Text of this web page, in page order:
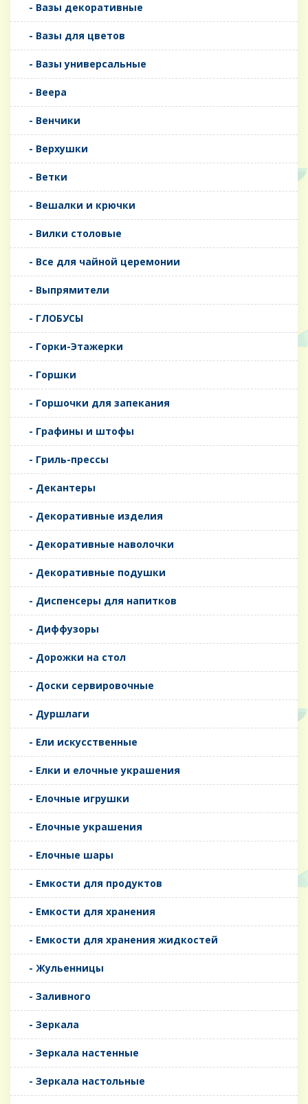
- Вазы декоративные
- Вазы для цветов
- Вазы универсальные
- Веера
- Венчики
- Верхушки
- Ветки
- Вешалки и крючки
- Вилки столовые
- Все для чайной церемонии
- Выпрямители
- ГЛОБУСЫ
- Горки-Этажерки
- Горшки
- Горшочки для запекания
- Графины и штофы
- Гриль-прессы
- Декантеры
- Декоративные изделия
- Декоративные наволочки
- Декоративные подушки
- Диспенсеры для напитков
- Диффузоры
- Дорожки на стол
- Доски сервировочные
- Дуршлаги
- Ели искусственные
- Елки и елочные украшения
- Елочные игрушки
- Елочные украшения
- Елочные шары
- Емкости для продуктов
- Емкости для хранения
- Емкости для хранения жидкостей
- Жульенницы
- Заливного
- Зеркала
- Зеркала настенные
- Зеркала настольные